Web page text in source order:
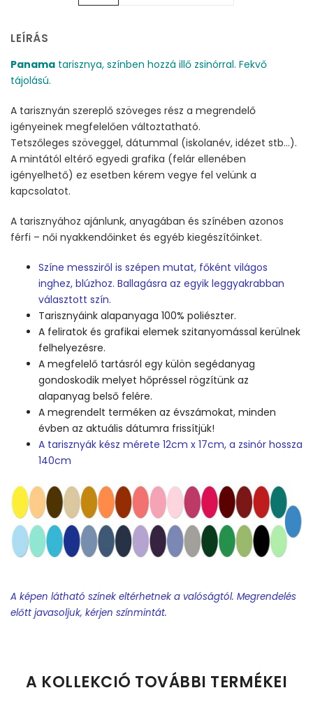
LEÍRÁS
Panama tarisznya, színben hozzá illő zsinórral. Fekvő
tájolású.
A tarisznyán szereplő szöveges rész a megrendelő
igényeinek megfelelően változtatható.
Tetszőleges szöveggel, dátummal (iskolanév, idézet stb…).
A mintától eltérő egyedi grafika (felár ellenében
igényelhető) ez esetben kérem vegye fel velünk a
kapcsolatot.
A tarisznyához ajánlunk, anyagában és színében azonos
férfi – női nyakkendőinket és egyéb kiegészítőinket.
Színe messziről is szépen mutat, főként világos
inghez, blúzhoz. Ballagásra az egyik leggyakrabban
választott szín.
Tarisznyáink alapanyaga 100% poliészter.
A feliratok és grafikai elemek szitanyomással kerülnek
felhelyezésre.
A megfelelő tartásról egy külön segédanyag
gondoskodik melyet hőpréssel rögzítünk az
alapanyag belső felére.
A megrendelt terméken az évszámokat, minden
évben az aktuális dátumra frissítjük!
A tarisznyák kész mérete 12cm x 17cm, a zsinór hossza
140cm
A képen látható színek eltérhetnek a valóságtól. Megrendelés
előtt javasoljuk, kérjen színmintát.
A KOLLEKCIÓ TOVÁBBI TERMÉKEI